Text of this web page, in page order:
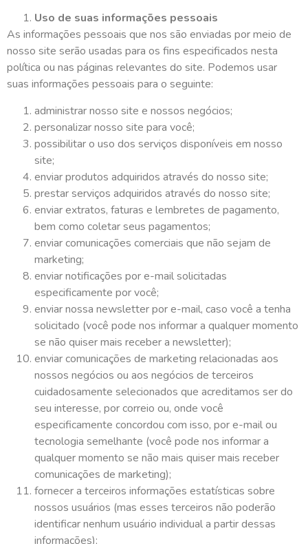
Uso de suas informações pessoais
As informações pessoais que nos são enviadas por meio de
nosso site serão usadas para os fins especificados nesta
política ou nas páginas relevantes do site. Podemos usar
suas informações pessoais para o seguinte:
administrar nosso site e nossos negócios;
personalizar nosso site para você;
possibilitar o uso dos serviços disponíveis em nosso
site;
enviar produtos adquiridos através do nosso site;
prestar serviços adquiridos através do nosso site;
enviar extratos, faturas e lembretes de pagamento,
bem como coletar seus pagamentos;
enviar comunicações comerciais que não sejam de
marketing;
enviar notificações por e-mail solicitadas
especificamente por você;
enviar nossa newsletter por e-mail, caso você a tenha
solicitado (você pode nos informar a qualquer momento
se não quiser mais receber a newsletter);
enviar comunicações de marketing relacionadas aos
nossos negócios ou aos negócios de terceiros
cuidadosamente selecionados que acreditamos ser do
seu interesse, por correio ou, onde você
especificamente concordou com isso, por e-mail ou
tecnologia semelhante (você pode nos informar a
qualquer momento se não mais quiser mais receber
comunicações de marketing);
fornecer a terceiros informações estatísticas sobre
nossos usuários (mas esses terceiros não poderão
identificar nenhum usuário individual a partir dessas
informações);